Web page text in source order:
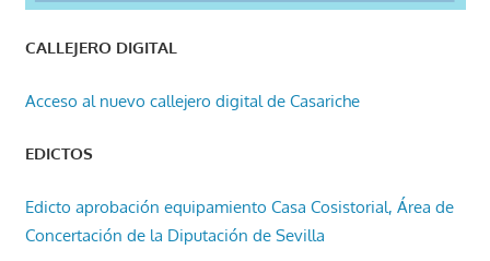
CALLEJERO DIGITAL
Acceso al nuevo callejero digital de Casariche
EDICTOS
Edicto aprobación equipamiento Casa Cosistorial, Área de
Concertación de la Diputación de Sevilla